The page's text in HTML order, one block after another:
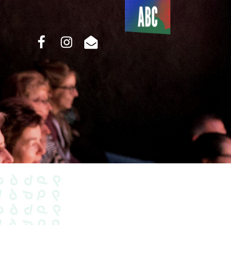
Du côté
de l’ABC
facebookinstagram
email